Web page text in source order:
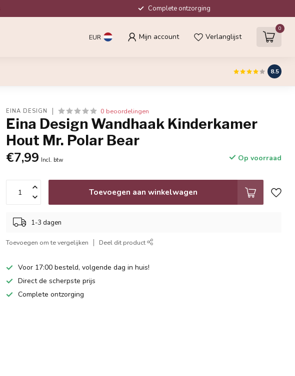
Complete ontzorging
EUR Mijn account Verlanglijst
0
8.5
EINA DESIGN 0 beoordelingen
Eina Design Wandhaak Kinderkamer
Hout Mr. Polar Bear
€7,99 Incl. btw Op voorraad
Toevoegen aan winkelwagen
1-3 dagen
Toevoegen om te vergelijken Deel dit product
Voor 17:00 besteld, volgende dag in huis!
Direct de scherpste prijs
Complete ontzorging